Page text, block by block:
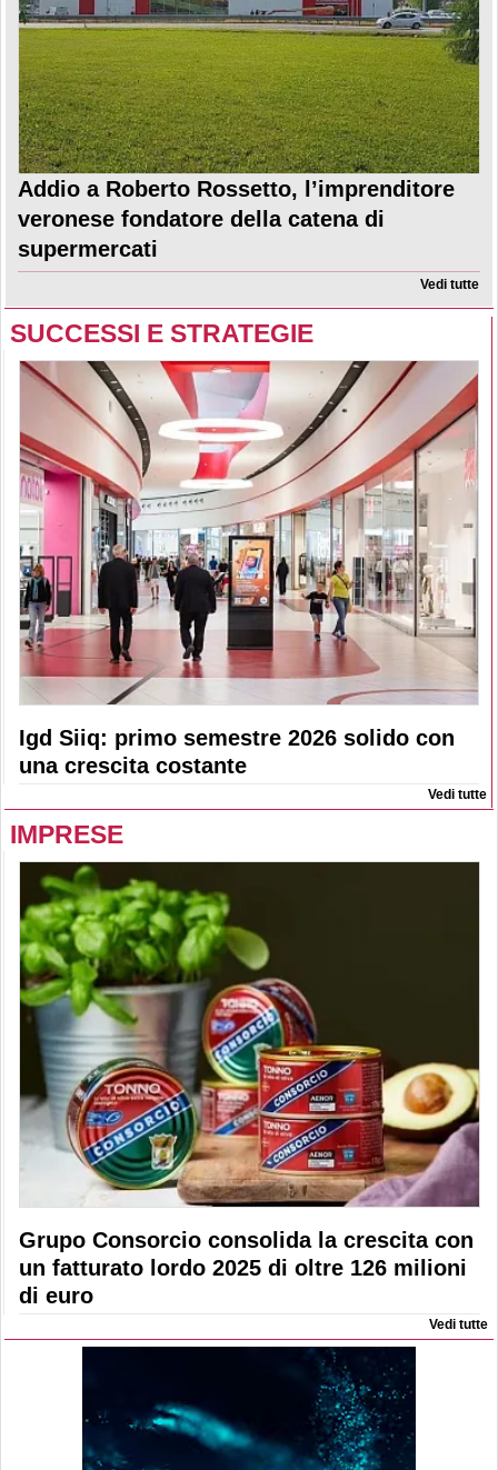
Addio a Roberto Rossetto, l’imprenditore
veronese fondatore della catena di
supermercati
Vedi tutte
SUCCESSI E STRATEGIE
Igd Siiq: primo semestre 2026 solido con
una crescita costante
Vedi tutte
IMPRESE
Grupo Consorcio consolida la crescita con
un fatturato lordo 2025 di oltre 126 milioni
di euro
Vedi tutte